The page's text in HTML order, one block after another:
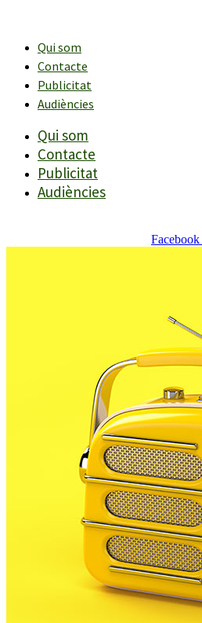
contingutQui som
Contacte
Publicitat
Audiències
Qui som
Contacte
Publicitat
Audiències
Facebook